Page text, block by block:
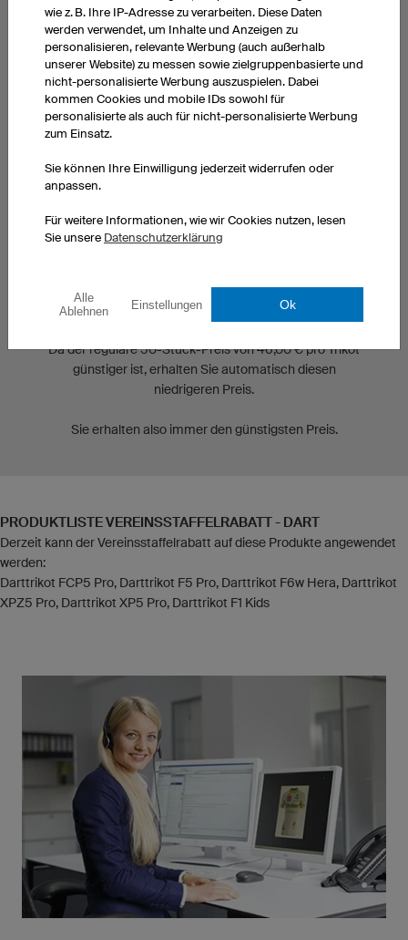
Vereinsstaffelrabatt fallen Sie damit sofort in die 7%-
Rabatt-Kategorie.
Fall 1:
Sie bestellen 5 . Ohne Vereinsstaffelrabatt bezahlen
Sie den 5-Stück-Preis von 63,00 € pro Trikot. Mit
Preis. Das wären hier 54,00 € pro Trikot. Zusätzlich
erhalten Sie Ihren Vereinsstaffelrabatt in Höhe von
Beispiel mit Vereinsstaffelrabatt 50,22 € statt regulär
63,00 € kosten.
Fall 2:
Sie bestellen 50 . Nach Vereinsrabattmodell würden
Da der reguläre 50-Stück-Preis von 46,00 € pro Trikot
günstiger ist, erhalten Sie automatisch diesen
niedrigeren Preis.
Sie erhalten also immer den günstigsten Preis.
PRODUKTLISTE VEREINSSTAFFELRABATT - DART
Derzeit kann der Vereinsstaffelrabatt auf diese Produkte angewendet
werden:
Darttrikot FCP5 Pro, Darttrikot F5 Pro, Darttrikot F6w Hera, Darttrikot
XPZ5 Pro, Darttrikot XP5 Pro, Darttrikot F1 Kids
wie z. B. Ihre IP-Adresse zu verarbeiten. Diese Daten
werden verwendet, um Inhalte und Anzeigen zu
personalisieren, relevante Werbung (auch außerhalb
unserer Website) zu messen sowie zielgruppenbasierte und
nicht-personalisierte Werbung auszuspielen. Dabei
kommen Cookies und mobile IDs sowohl für
personalisierte als auch für nicht-personalisierte Werbung
zum Einsatz.
Sie können Ihre Einwilligung jederzeit widerrufen oder
anpassen.
Für weitere Informationen, wie wir Cookies nutzen, lesen
Sie unsere Datenschutzerklärung
Alle
Ablehnen
Einstellungen Ok